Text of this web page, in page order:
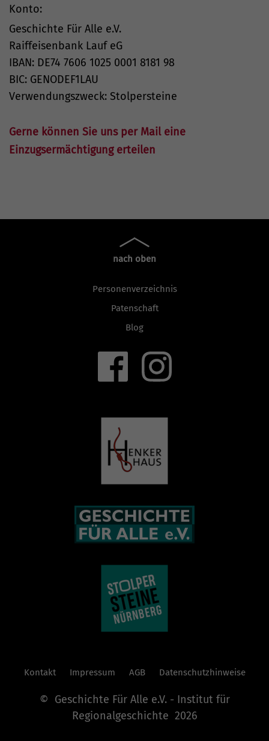
Konto:
Geschichte Für Alle e.V.
Raiffeisenbank Lauf eG
IBAN: DE74 7606 1025 0001 8181 98
BIC: GENODEF1LAU
Verwendungszweck: Stolpersteine
Gerne können Sie uns per Mail eine
Einzugsermächtigung erteilen
nach oben
Personenverzeichnis
Patenschaft
Blog
Kontakt Impressum AGB Datenschutzhinweise
© Geschichte Für Alle e.V. - Institut für
Regionalgeschichte 2026